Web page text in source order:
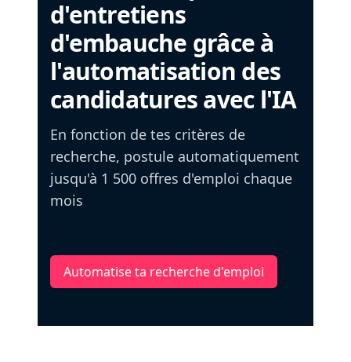
d'entretiens
d'embauche grâce à
l'automatisation des
candidatures avec l'IA
En fonction de tes critères de
recherche, postule automatiquement
jusqu'à 1 500 offres d'emploi chaque
mois
Automatise ta recherche d'emploi